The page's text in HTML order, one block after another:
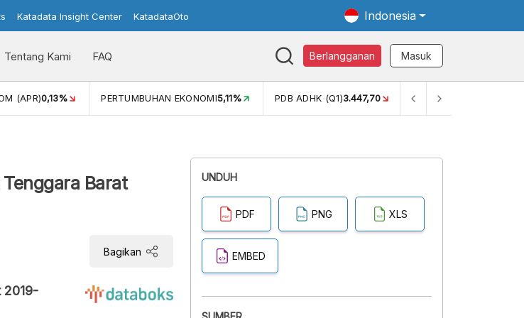
Katadata Insight Center KatadataOto Indonesia
Tentang Kami FAQ Berlangganan Masuk
(APR)0,13% PERTUMBUHAN EKONOMI5,11% PDB ADHK (Q1)3.447,70 GINI RASIO (SEM2)
Barat
Bagikan
2019-
UNDUH
PDF PNG XLS
EMBED